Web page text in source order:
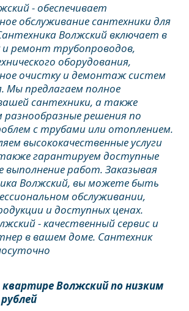
- обеспечивает
обслуживание сантехники для
Волжский включает в
и ремонт трубопроводов,
оборудования,
очистку и демонтаж систем
Мы предлагаем полное
сантехники, а также
разнообразные решения по
с трубами или отоплением.
высококачественные услуги
гарантируем доступные
выполнение работ. Заказывая
Волжский, вы можете быть
обслуживании,
и доступных ценах.
- качественный сервис и
в вашем доме. Сантехник
Волжский по низким